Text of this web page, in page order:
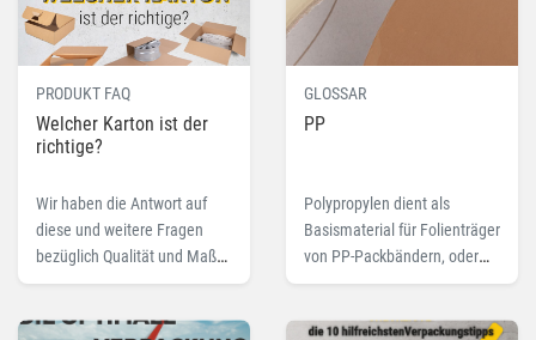
PRODUKT FAQ
Welcher Karton ist der
richtige?
Wir haben die Antwort auf
diese und weitere Fragen
bezüglich Qualität und Maße
von Kartons für den Versand.
GLOSSAR
PP
Polypropylen dient als
Basismaterial für Folienträger
von PP-Packbändern, oder
auch PP-Folienbeutel. Lesen
Fachbegriff PP.